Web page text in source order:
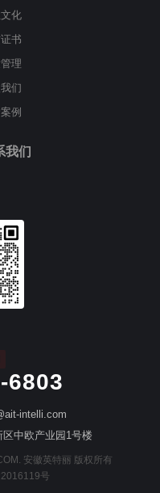
化
书
理
们
例
我们
6803
intelli.com
中欧产业园1号楼
安徽英特丽 版权所有
号